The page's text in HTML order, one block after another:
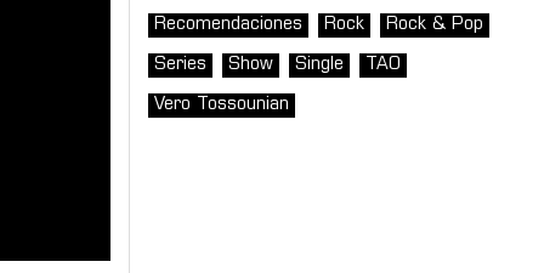
Recomendaciones Rock Rock & Pop
Series Show Single TAO
Vero Tossounian